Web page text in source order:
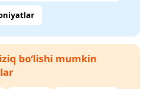
bo‘lishi mumkin